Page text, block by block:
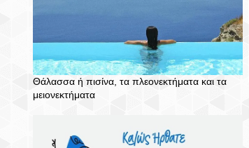
Θάλασσα ή πισίνα, τα πλεονεκτήματα και τα
μειονεκτήματα